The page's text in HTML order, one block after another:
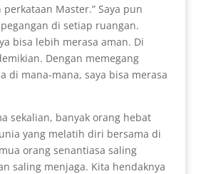
Master.” Saya pun
di setiap ruangan.
bisa lebih merasa aman. Di
Dengan memegang
di mana-mana, saya bisa merasa
sekalian, banyak orang hebat
yang melatih diri bersama di
orang senantiasa saling
saling menjaga. Kita hendaknya